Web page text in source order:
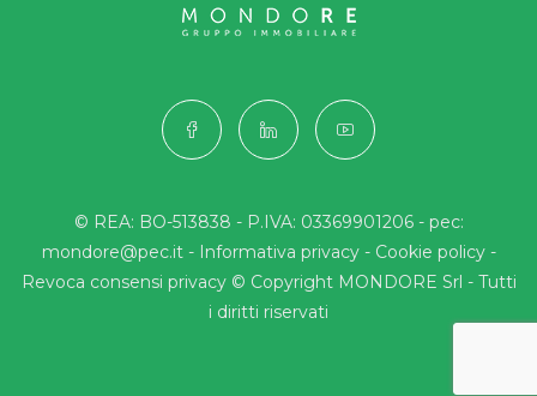
© REA: BO-513838 - P.IVA: 03369901206 - pec:
mondore@pec.it - Informativa privacy- Cookie policy-
Revoca consensi privacy© Copyright MONDORE Srl - Tutti
i diritti riservati